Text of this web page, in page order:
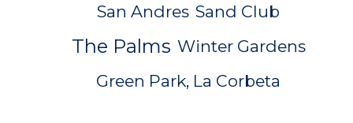
San Andres Sand Club
The Palms Winter Gardens
Green Park, La Corbeta